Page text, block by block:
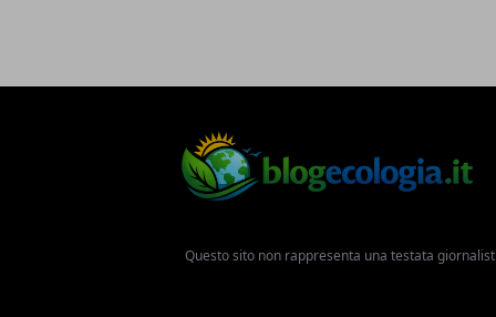
Questo sito non rappresenta una testata